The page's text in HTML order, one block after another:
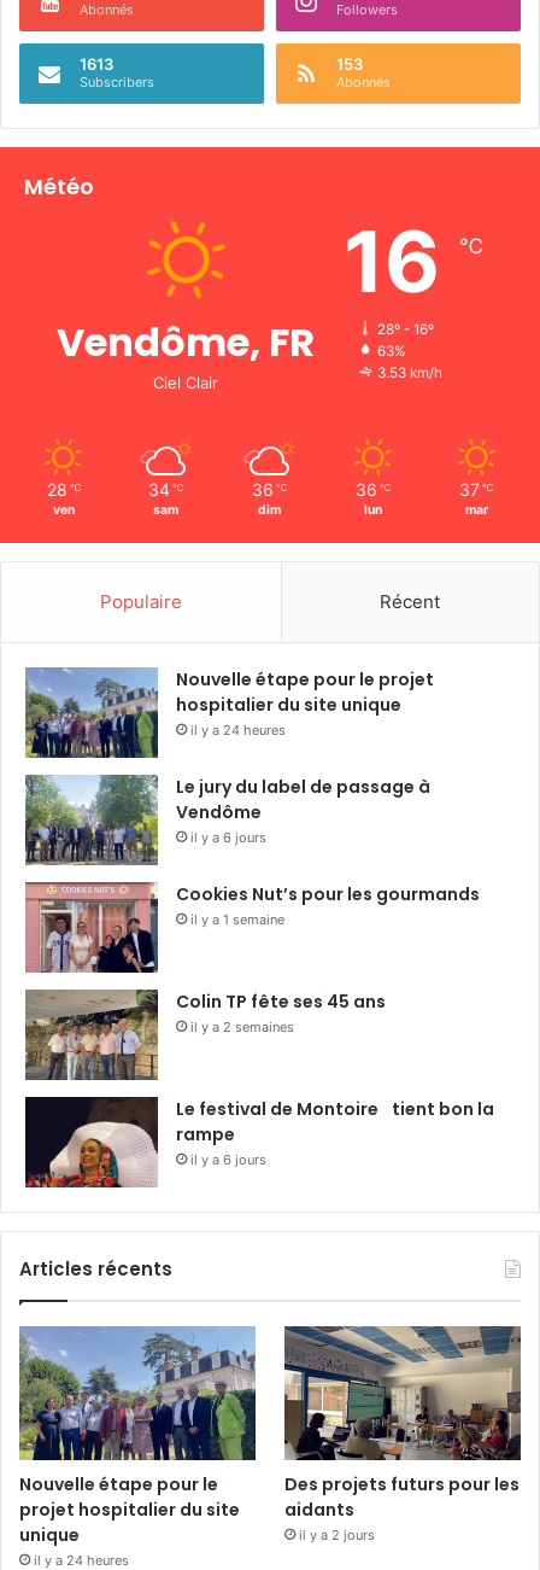
Abonnés Followers
1613
Subscribers
153
Abonnés
Météo
Vendôme, FR
Ciel Clair
16 ℃
28º - 16º
63%
3.53 km/h
28 ℃
ven
34 ℃
sam
36 ℃
dim
36 ℃
lun
37 ℃
mar
Populaire Récent
Nouvelle étape pour le projet
hospitalier du site unique
il y a 24 heures
Le jury du label de passage à
Vendôme
il y a 6 jours
Cookies Nut’s pour les gourmands
il y a 1 semaine
Colin TP fête ses 45 ans
il y a 2 semaines
Le festival de Montoire tient bon la
rampe
il y a 6 jours
Articles récents
Nouvelle étape pour le
projet hospitalier du site
unique
il y a 24 heures
Des projets futurs pour les
aidants
il y a 2 jours